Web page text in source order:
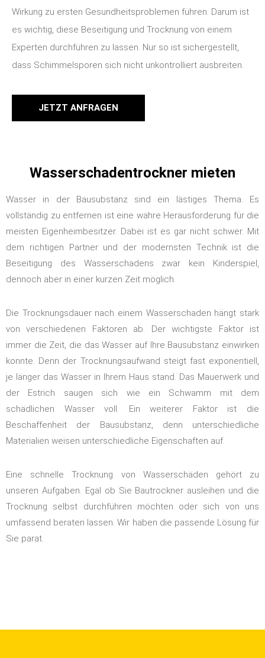
Wirkung zu ersten Gesundheitsproblemen führen. Darum ist
es wichtig, diese Beseitigung und Trocknung von einem
Experten durchführen zu lassen. Nur so ist sichergestellt,
dass Schimmelsporen sich nicht unkontrolliert ausbreiten.
JETZT ANFRAGEN
Wasserschadentrockner mieten
Wasser in der Bausubstanz sind ein lästiges Thema. Es
vollständig zu entfernen ist eine wahre Herausforderung für die
meisten Eigenheimbesitzer. Dabei ist es gar nicht schwer. Mit
dem richtigen Partner und der modernsten Technik ist die
Beseitigung des Wasserschadens zwar kein Kinderspiel,
dennoch aber in einer kurzen Zeit möglich.
Die Trocknungsdauer nach einem Wasserschaden hängt stark
von verschiedenen Faktoren ab. Der wichtigste Faktor ist
immer die Zeit, die das Wasser auf Ihre Bausubstanz einwirken
konnte. Denn der Trocknungsaufwand steigt fast exponentiell,
je länger das Wasser in Ihrem Haus stand. Das Mauerwerk und
der Estrich saugen sich wie ein Schwamm mit dem
schädlichen Wasser voll. Ein weiterer Faktor ist die
Beschaffenheit der Bausubstanz, denn unterschiedliche
Materialien weisen unterschiedliche Eigenschaften auf.
Eine schnelle Trocknung von Wasserschäden gehört zu
unseren Aufgaben. Egal ob Sie Bautrockner ausleihen und die
Trocknung selbst durchführen möchten oder sich von uns
umfassend beraten lassen. Wir haben die passende Lösung für
Sie parat.